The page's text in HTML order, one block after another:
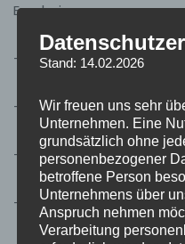
Ergebnis:
– Daniel Kessler: 13
– Tobias Tscholl: 10
– Ungültige Stimmzettel:
– Abgegebene Stimmen
Stand: 14.02.2026
Wir freuen uns sehr
Unternehmen. Eine
grundsätzlich ohne
personenbezogener
betroffene Person
Unternehmens über
Anspruch nehmen
Verarbeitung